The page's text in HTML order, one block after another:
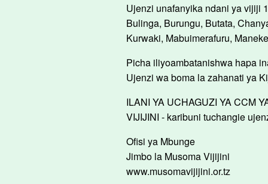
Ujenzi unafanyika ndani ya vijiji
Bulinga, Burungu, Butata,
Kurwaki, Mabuimerafuru,
Picha iliyoambatanishwa hapa
Ujenzi wa boma la zahanati ya
ILANI YA UCHAGUZI YA CCM
VIJIJINI - karibuni tuchangie
Ofisi ya Mbunge
Jimbo la Musoma Vijijini
www.musomavijijini.or.tz